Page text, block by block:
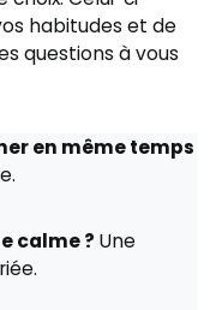
habitudes et de
questions à vous
en même temps
calme ? Une